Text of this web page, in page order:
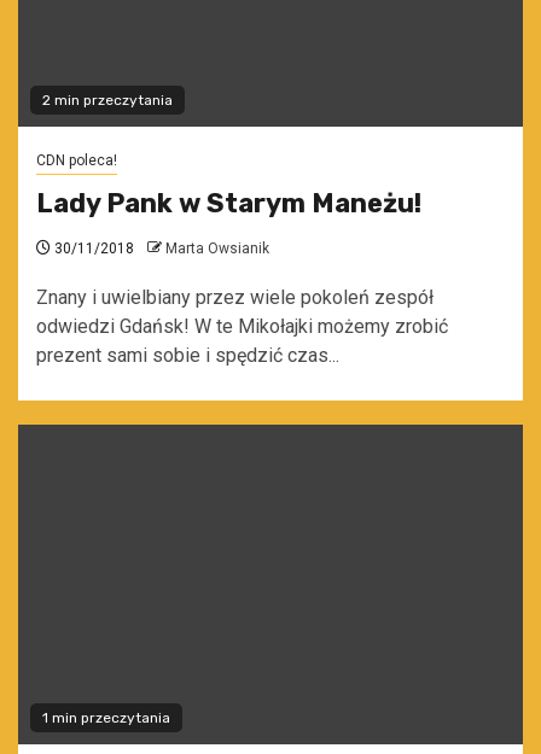
2 min przeczytania
CDN poleca!
Lady Pank w Starym Maneżu!
30/11/2018 Marta Owsianik
Znany i uwielbiany przez wiele pokoleń zespół
odwiedzi Gdańsk! W te Mikołajki możemy zrobić
prezent sami sobie i spędzić czas...
1 min przeczytania